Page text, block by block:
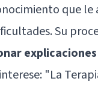
que le
Su
"La